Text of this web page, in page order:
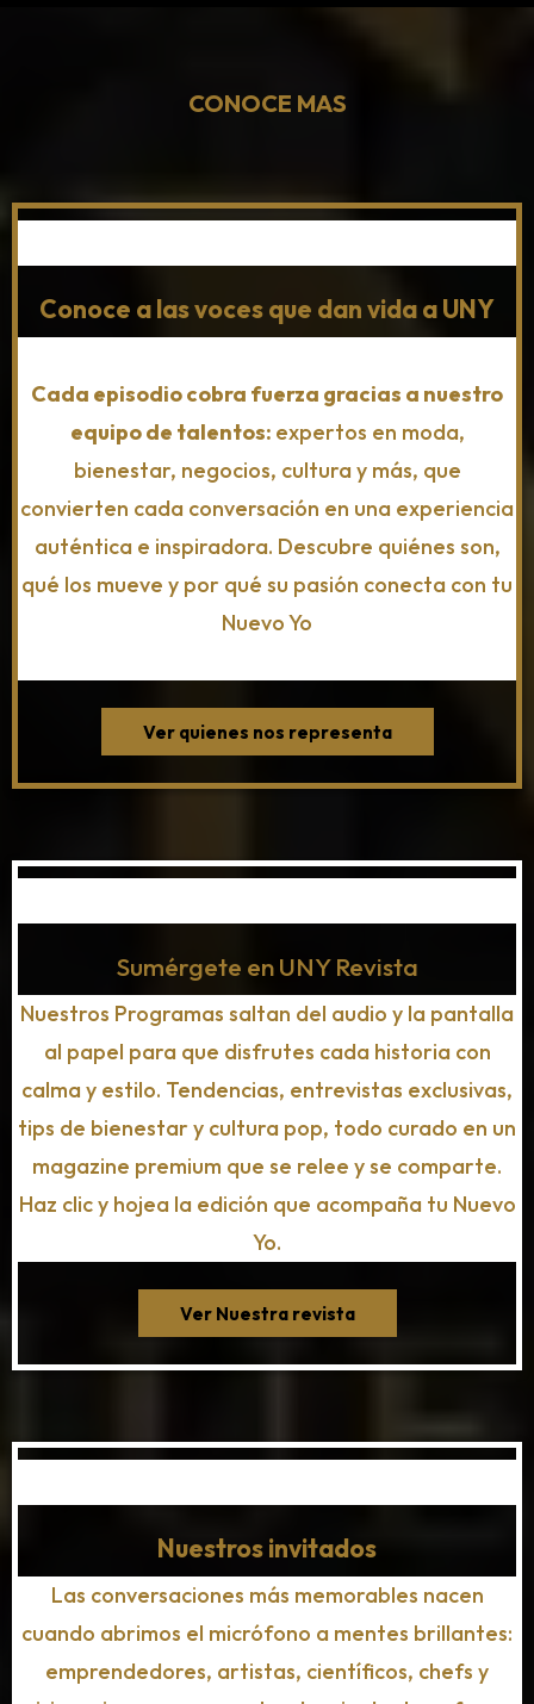
CONOCE MAS
Conoce a las voces que dan vida a UNY
Cada episodio cobra fuerza gracias a nuestro
equipo de talentos: expertos en moda,
bienestar, negocios, cultura y más, que
convierten cada conversación en una experiencia
auténtica e inspiradora. Descubre quiénes son,
qué los mueve y por qué su pasión conecta con tu
Nuevo Yo
Ver quienes nos representa
Sumérgete en UNY Revista
Nuestros Programas saltan del audio y la pantalla
al papel para que disfrutes cada historia con
calma y estilo. Tendencias, entrevistas exclusivas,
tips de bienestar y cultura pop, todo curado en un
magazine premium que se relee y se comparte.
Haz clic y hojea la edición que acompaña tu Nuevo
Yo.
Ver Nuestra revista
Nuestros invitados
Las conversaciones más memorables nacen
cuando abrimos el micrófono a mentes brillantes:
emprendedores, artistas, científicos, chefs y